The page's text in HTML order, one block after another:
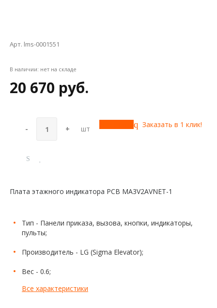
Арт. lms-0001551
В наличии: нет на складе
20 670 руб.
- + шт Заказать в 1 клик!
Плата этажного индикатора PCB MA3V2AVNET-1
Тип - Панели приказа, вызова, кнопки, индикаторы,
пульты;
Производитель - LG (Sigma Elevator);
Вес - 0.6;
Все характеристики